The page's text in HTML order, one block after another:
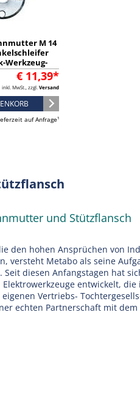
M 14
Werkzeug-
(630706000)
€ 11,39*
inkl. MwSt., zzgl. Versand
auf Anfrage¹
und Stützflansch
den hohen Ansprüchen von
versteht Metabo als seine
Seit diesen Anfangstagen hat
entwickelt,
Vertriebs-
echten Partnerschaft mit dem